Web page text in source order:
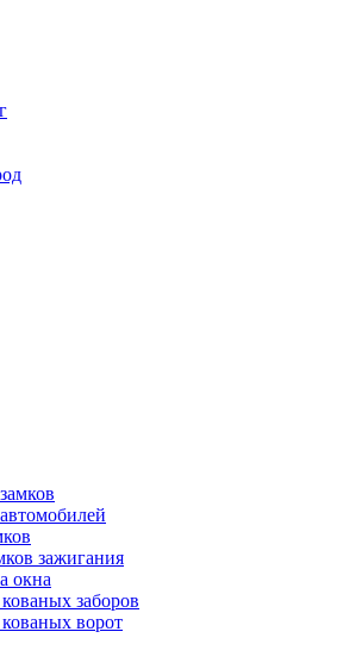
зажигания
окна
заборов
ворот